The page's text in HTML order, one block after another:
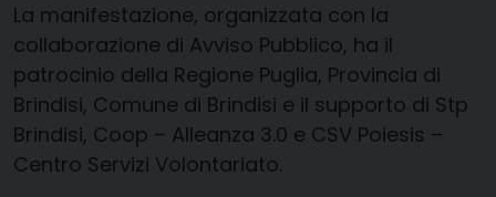
La manifestazione, organizzata con la
collaborazione di Avviso Pubblico, ha il
patrocinio della Regione Puglia, Provincia di
Brindisi, Comune di Brindisi e il supporto di Stp
Brindisi, Coop – Alleanza 3.0 e CSV Poiesis –
Centro Servizi Volontariato.